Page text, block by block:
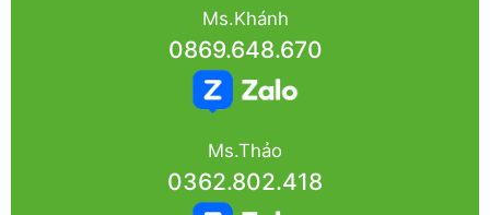
Ms.Khánh
0869.648.670
Ms.Thảo
0362.802.418